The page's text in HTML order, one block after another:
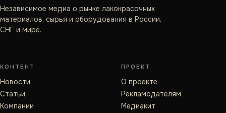
Независимое медиа о рынке лакокрасочных
материалов, сырья и оборудования в России,
СНГ и мире.
КОНТЕНТ
Новости
Статьи
Компании
ПРОЕКТ
О проекте
Рекламодателям
Медиакит